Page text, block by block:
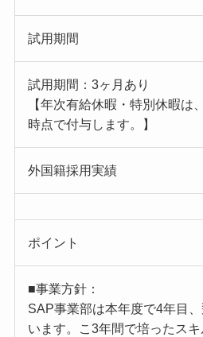
試用期間
試用期間：3ヶ月あり
【年次有給休暇・特別休暇は
時点で付与します。】
外国籍採用実績
ポイント
■事業方針：
SAP事業部は本年度で4年目
います。こ3年間で培ったス